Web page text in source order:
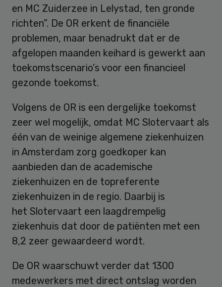
en MC Zuiderzee in Lelystad, ten gronde
richten”. De OR erkent de financiële
problemen, maar benadrukt dat er de
afgelopen maanden keihard is gewerkt aan
toekomstscenario’s voor een financieel
gezonde toekomst.
Volgens de OR is een dergelijke toekomst
zeer wel mogelijk, omdat MC Slotervaart als
één van de weinige algemene ziekenhuizen
in Amsterdam zorg goedkoper kan
aanbieden dan de academische
ziekenhuizen en de topreferente
ziekenhuizen in de regio. Daarbij is
het Slotervaart een laagdrempelig
ziekenhuis dat door de patiënten met een
8,2 zeer gewaardeerd wordt.
De OR waarschuwt verder dat 1300
medewerkers met direct ontslag worden